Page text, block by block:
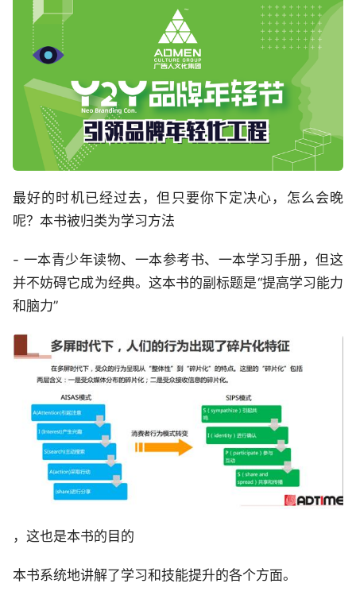
最好的时机已经过去，但只要你下定决心，怎么会晚
呢？本书被归类为学习方法
- 一本青少年读物、一本参考书、一本学习手册，但这
并不妨碍它成为经典。这本书的副标题是“提高学习能力
和脑力”
，这也是本书的目的
本书系统地讲解了学习和技能提升的各个方面。